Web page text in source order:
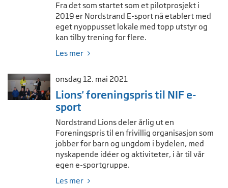
Fra det som startet som et pilotprosjekt i
2019 er Nordstrand E-sport nå etablert med
eget nyoppusset lokale med topp utstyr og
kan tilby trening for flere.
Les mer
onsdag 12. mai 2021
Lions' foreningspris til NIF e-
sport
Nordstrand Lions deler årlig ut en
Foreningspris til en frivillig organisasjon som
jobber for barn og ungdom i bydelen, med
nyskapende idéer og aktiviteter, i år til vår
egen e-sportgruppe.
Les mer